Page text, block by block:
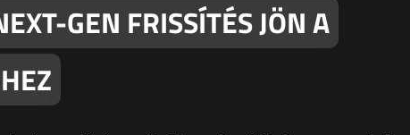
GEN FRISSÍTÉS JÖN A